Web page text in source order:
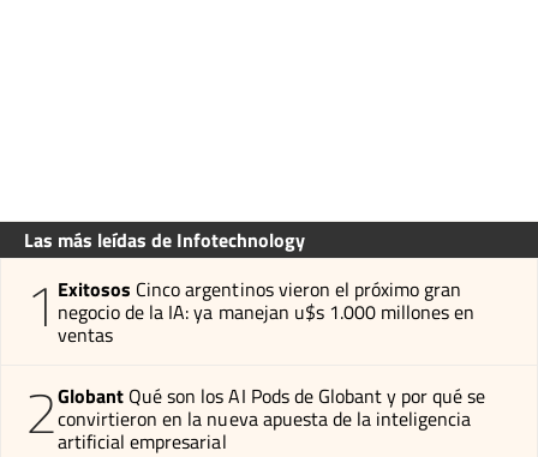
Las más leídas de Infotechnology
1 Exitosos Cinco argentinos vieron el próximo gran
negocio de la IA: ya manejan u$s 1.000 millones en
ventas
2Globant Qué son los AI Pods de Globant y por qué se
convirtieron en la nueva apuesta de la inteligencia
artificial empresarial